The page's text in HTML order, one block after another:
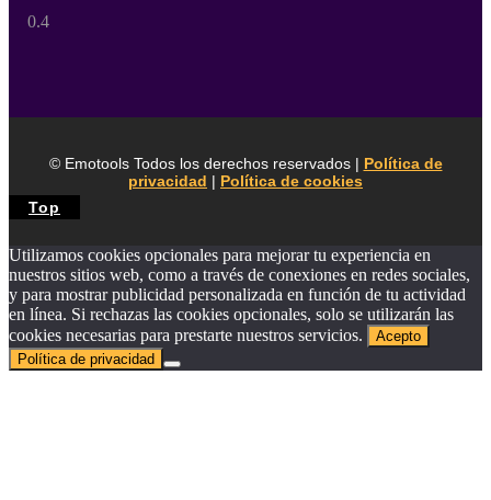
© Emotools Todos los derechos reservados | Política de
privacidad | Política de cookies
Top
Utilizamos cookies opcionales para mejorar tu experiencia en
nuestros sitios web, como a través de conexiones en redes sociales,
y para mostrar publicidad personalizada en función de tu actividad
en línea. Si rechazas las cookies opcionales, solo se utilizarán las
cookies necesarias para prestarte nuestros servicios.
Acepto
Política de privacidad